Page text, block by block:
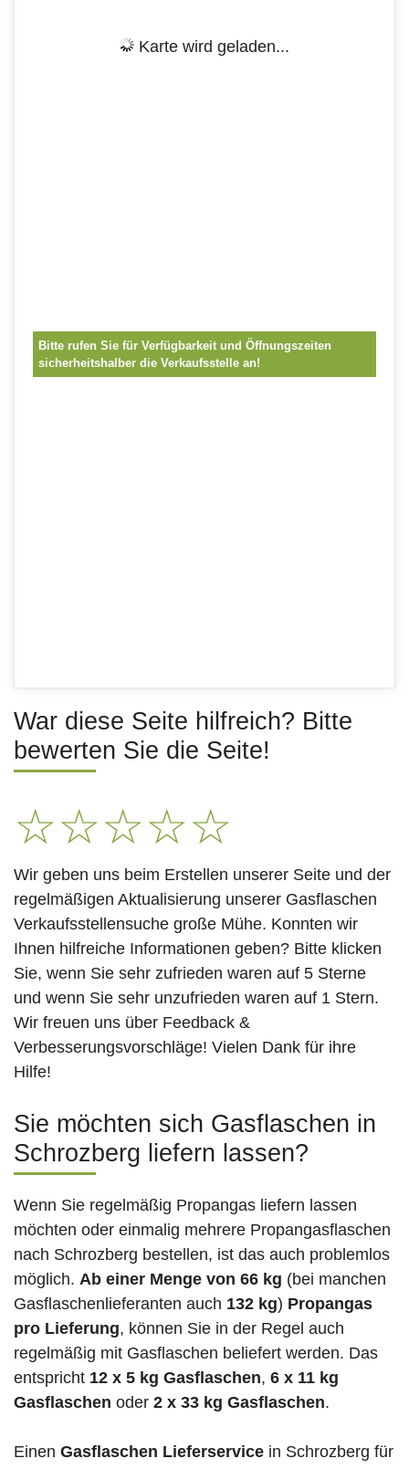
Karte wird geladen...
Bitte rufen Sie für Verfügbarkeit und Öffnungszeiten
sicherheitshalber die Verkaufsstelle an!
War diese Seite hilfreich? Bitte
bewerten Sie die Seite!
☆☆☆☆☆
Wir geben uns beim Erstellen unserer Seite und der
regelmäßigen Aktualisierung unserer Gasflaschen
Verkaufsstellensuche große Mühe. Konnten wir
Ihnen hilfreiche Informationen geben? Bitte klicken
Sie, wenn Sie sehr zufrieden waren auf 5 Sterne
und wenn Sie sehr unzufrieden waren auf 1 Stern.
Wir freuen uns über Feedback &
Verbesserungsvorschläge! Vielen Dank für ihre
Hilfe!
Sie möchten sich Gasflaschen in
Schrozberg liefern lassen?
Wenn Sie regelmäßig Propangas liefern lassen
möchten oder einmalig mehrere Propangasflaschen
nach Schrozberg bestellen, ist das auch problemlos
möglich. Ab einer Menge von 66 kg (bei manchen
Gasflaschenlieferanten auch 132 kg) Propangas
pro Lieferung, können Sie in der Regel auch
regelmäßig mit Gasflaschen beliefert werden. Das
entspricht 12 x 5 kg Gasflaschen, 6 x 11 kg
Gasflaschen oder 2 x 33 kg Gasflaschen.
Einen Gasflaschen Lieferservice in Schrozberg für